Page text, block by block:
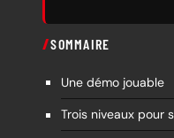
SOMMAIRE
Une démo jouable
Trois niveaux pour